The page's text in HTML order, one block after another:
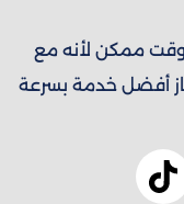
وقت ممكن لأنه مع
أفضل خدمة بسرعة